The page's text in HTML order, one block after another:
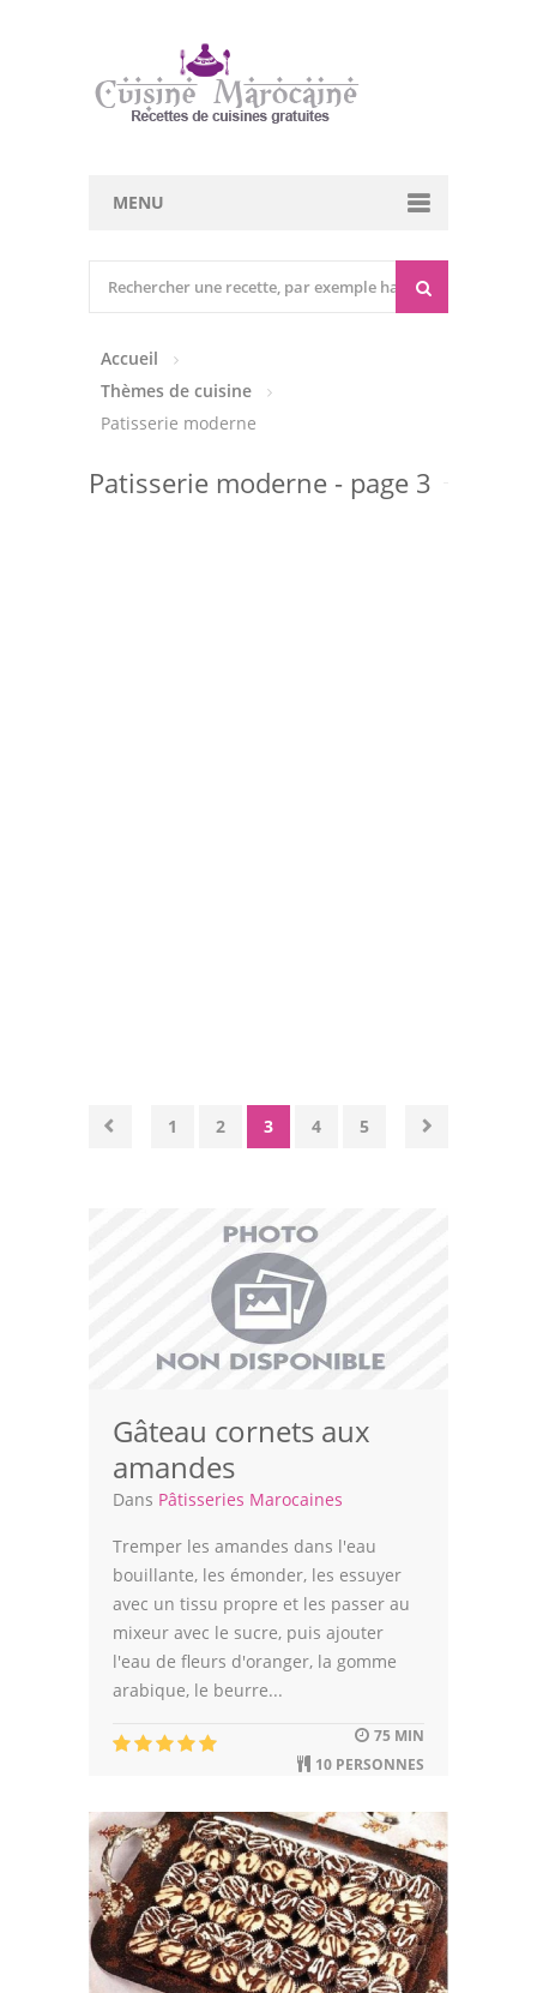
MENU
Entrées Froides
Tajines
Cuisines Orientales
Recettes marocaine
Cuisine Algérienne
Cuisine Tunisienne
Cuisine Libanaise
Articles
Actualités
Astuces de cuisine
Leçons de cuisine
Fêtes Religieuses
Chefs
Thèmes
Espace Personnel
Accueil
Thèmes de cuisine
Patisserie moderne
Patisserie moderne - page 3
1 2 3 4 5
Gâteau cornets aux
amandes
Dans Pâtisseries Marocaines
Tremper les amandes dans l'eau
bouillante, les émonder, les essuyer
avec un tissu propre et les passer au
mixeur avec le sucre, puis ajouter
l'eau de fleurs d'oranger, la gomme
arabique, le beurre...
75 MIN
10 PERSONNES